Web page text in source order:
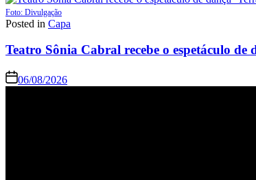
Foto: Divulgação
Posted in Capa
Teatro Sônia Cabral recebe o espetáculo de
06/08/2026